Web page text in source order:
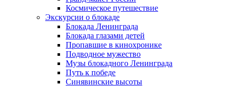
Космическое путешествие
Экскурсии о блокаде
Блокада Ленинграда
Блокада глазами детей
Пропавшие в кинохронике
Подводное мужество
Музы блокадного Ленинграда
Путь к победе
Синявинские высоты